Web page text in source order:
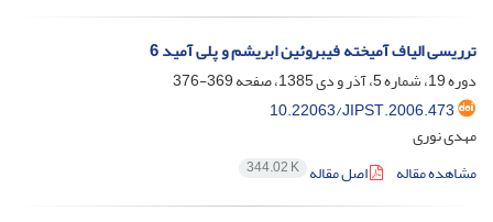
ترریسی الیاف آمیخته فیبروئین ابریشم و پلی آمید 6
دوره 19، شماره 5، آذر و دی 1385، صفحه
369-376
10.22063/JIPST.2006.473
مهدی نوری
مشاهده مقاله
اصل مقاله 344.02 K